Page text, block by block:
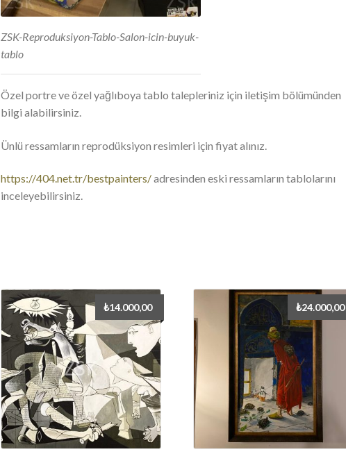
ZSK-Reproduksiyon-Tablo-Salon-icin-buyuk-
tablo
Özel portre ve özel yağlıboya tablo talepleriniz için iletişim bölümünden
bilgi alabilirsiniz.
Ünlü ressamların reprodüksiyon resimleri için fiyat alınız.
https://404.net.tr/bestpainters/adresinden eski ressamların tablolarını
inceleyebilirsiniz.
₺14.000,00 ₺24.000,00